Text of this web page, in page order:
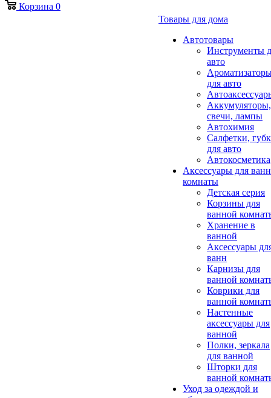
Корзина 0
Товары для дома
Автотовары
Инструменты
авто
для авто
Аккумуляторы,
свечи, лампы
Автохимия
Салфетки,
для авто
Автокосметика
Аксессуары для
комнаты
Детская серия
Корзины для
ванной
Хранение в
ванной
Аксессуары
ванн
Карнизы для
ванной
Коврики для
ванной
Настенные
аксессуары для
ванной
Полки, зеркала
для ванной
Шторки для
ванной
Уход за одеждой и